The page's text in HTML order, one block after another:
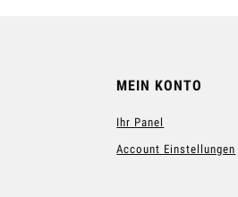
MEIN KONTO
Ihr Panel
Account Einstellungen